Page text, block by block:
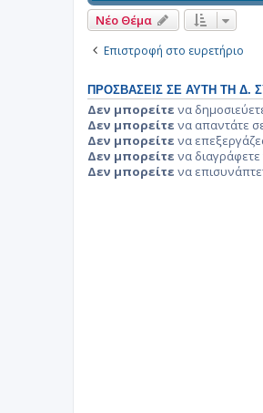
Νέο Θέμα
Επιστροφή στο ευρετήριο
ΠΡΟΣΒΆΣΕΙΣ ΣΕ ΑΥΤΉ ΤΗ Δ.
Δεν μπορείτε να
Δεν μπορείτε να απαντάτε
Δεν μπορείτε να
Δεν μπορείτε να διαγράφετε
Δεν μπορείτε να